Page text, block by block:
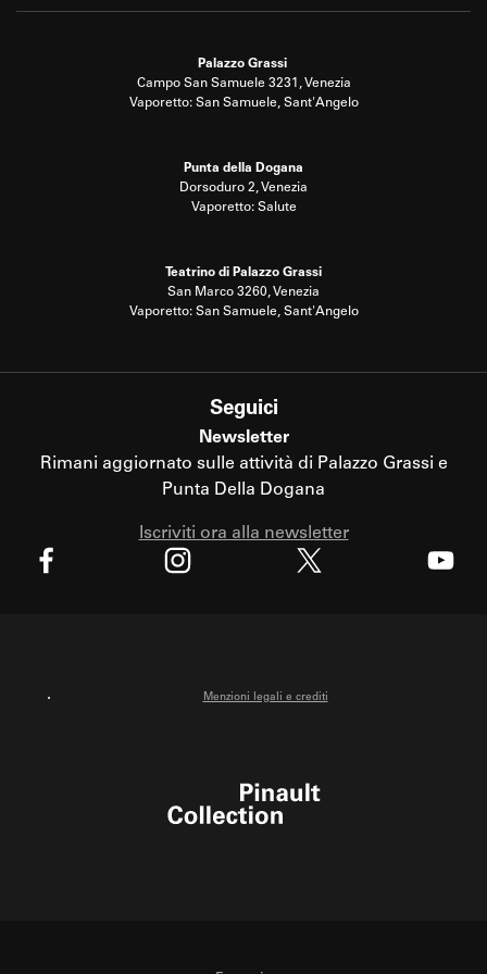
Palazzo Grassi
Campo San Samuele 3231, Venezia
Vaporetto: San Samuele, Sant'Angelo
Punta della Dogana
Dorsoduro 2, Venezia
Vaporetto: Salute
Teatrino di Palazzo Grassi
San Marco 3260, Venezia
Vaporetto: San Samuele, Sant'Angelo
Seguici
Newsletter
Rimani aggiornato sulle attività di Palazzo Grassi e
Punta Della Dogana
Iscriviti ora alla newsletter
Menzioni legali e crediti